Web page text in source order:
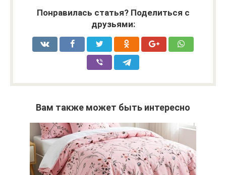
Понравилась статья? Поделиться с
друзьями:
Вам также может быть интересно